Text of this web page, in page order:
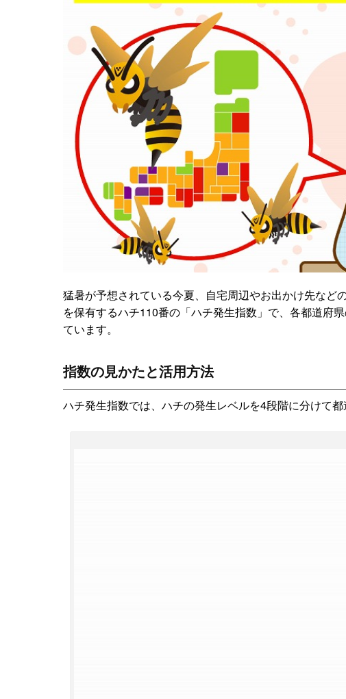
猛暑が予想されている今夏、自宅周辺やお出かけ先など
を保有するハチ110番の「ハチ発生指数」で、各都道府
ています。
指数の見かたと活用方法
ハチ発生指数では、ハチの発生レベルを4段階に分けて都